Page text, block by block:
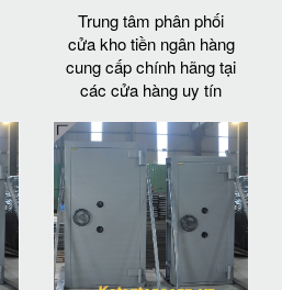
Trung tâm phân phối
cửa kho tiền ngân hàng
cung cấp chính hãng tại
các cửa hàng uy tín